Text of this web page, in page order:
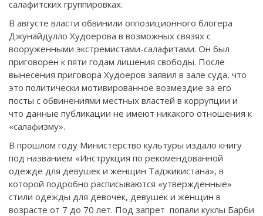
салафитских группировках.
В августе власти обвинили оппозиционного блогера
Джунайдулло Худоерова в возможных связях с
вооруженными экстремистами-салафитами. Он был
приговорен к пяти годам лишения свободы. После
вынесения приговора Худоеров заявил в зале суда, что
это политически мотивированное возмездие за его
посты с обвинениями местных властей в коррупции и
что данные публикации не имеют никакого отношения к
«салафизму».
В прошлом году Министерство культуры издало книгу
под названием «Инструкция по рекомендованной
одежде для девушек и женщин Таджикистана», в
которой подробно расписываются «утвержденные»
стили одежды для девочек, девушек и женщин в
возрасте от 7 до 70 лет. Под запрет попали куклы Барби